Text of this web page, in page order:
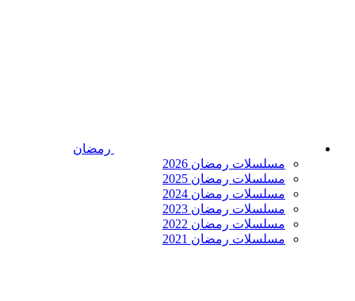
رمضان
مسلسلات رمضان 2026
مسلسلات رمضان 2025
مسلسلات رمضان 2024
مسلسلات رمضان 2023
مسلسلات رمضان 2022
مسلسلات رمضان 2021